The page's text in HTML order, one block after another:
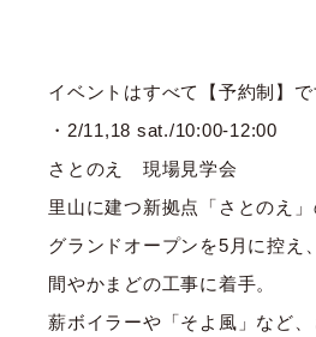
イベントはすべて【予約制】で
・2/11,18 sat./10:00-12:00
さとのえ 現場見学会
里山に建つ新拠点「さとのえ」
グランドオープンを5月に控え
間やかまどの工事に着手。
薪ボイラーや「そよ風」など